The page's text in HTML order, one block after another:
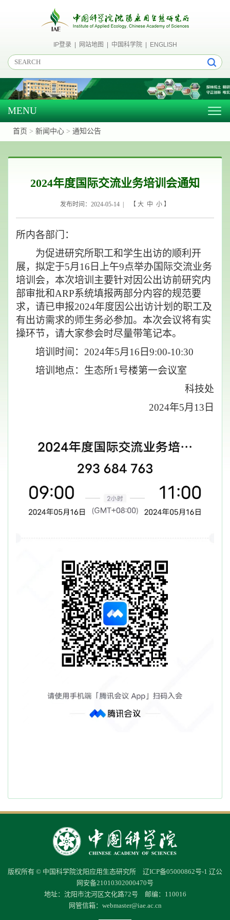
IP登录| 网站地图 中国科学院| ENGLISH
MENU
首页 > 新闻中心 > 通知公告
2024年度国际交流业务培训会通知
发布时间：2024-05-14 | 【 大 中 小 】
所内各部门：
为促进研究所职工和学生出访的顺利开
展，拟定于5月16日上午9点举办国际交流业务
培训会，本次培训主要针对因公出访前研究内
部审批和ARP系统填报两部分内容的规范要
求，请已申报2024年度因公出访计划的职工及
有出访需求的师生务必参加。本次会议将有实
操环节，请大家参会时尽量带笔记本。
培训时间：2024年5月16日9:00-10:30
培训地点：生态所1号楼第一会议室
科技处
2024年5月13日
版权所有 © 中国科学院沈阳应用生态研究所 辽ICP备05000862号-1 辽公
网安备21010302000470号
地址：沈阳市沈河区文化路72号 邮编：110016
网管信箱： webmaster@iae.ac.cn